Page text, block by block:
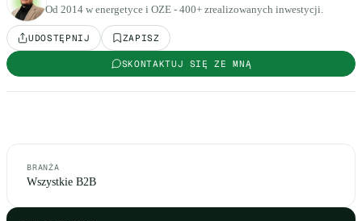
Od 2014 w energetyce i OZE - 400+ zrealizowanych inwestycji.
UDOSTĘPNIJ ZAPISZ
SKONTAKTUJ SIĘ ZE MNĄ
BRANŻA
Wszystkie B2B